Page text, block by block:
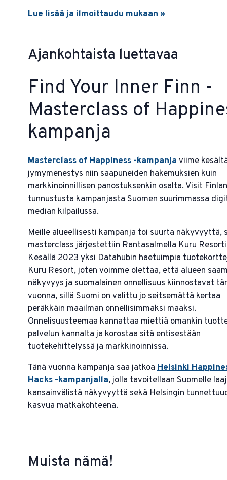
Lue lisää ja ilmoittaudu mukaan »
Ajankohtaista luettavaa
Find Your Inner Finn -
Masterclass of
kampanja
Masterclass of Happiness -kampanjaviime
jymymenestys niin saapuneiden hakemuksien kuin
markkinoinnillisen panostuksenkin osalta. Visit
tunnustusta kampanjasta Suomen suurimmassa
median kilpailussa.
Meille alueellisesti kampanja toi suurta näkyvyyttä,
masterclass järjestettiin Rantasalmella Kuru
Kesällä 2023 yksi Datahubin haetuimpia
Kuru Resort, joten voimme olettaa, että alueen
näkyvyys ja suomalainen onnellisuus kiinnostavat
vuonna, sillä Suomi on valittu jo seitsemättä kertaa
peräkkäin maailman onnellisimmaksi maaksi.
Onnelisuusteemaa kannattaa miettiä omankin
palvelun kannalta ja korostaa sitä entisestään
tuotekehittelyssä ja markkinoinnissa.
Tänä vuonna kampanja saa jatkoa Helsinki
Hacks -kampanjalla, jolla tavoitellaan Suomelle
kansainvälistä näkyvyyttä sekä Helsingin
kasvua matkakohteena.
Muista nämä!